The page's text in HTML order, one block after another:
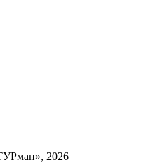
2026